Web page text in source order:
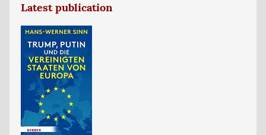
Latest publication